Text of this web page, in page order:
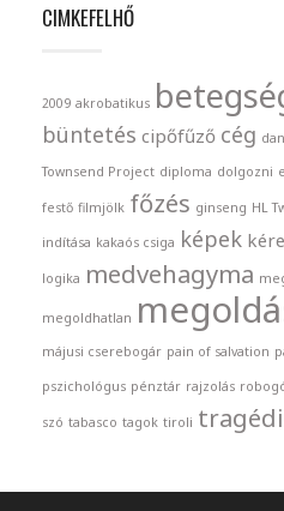
CIMKEFELHŐ
2009 akrobatikus
büntetés cipőfűző cég
Townsend Project diploma dolgozni
festő filmjölk főzés ginseng HL
indítása kakaós csiga képek
logika medvehagyma
megoldhatlan
májusi cserebogár pain of salvation
pszichológus pénztár rajzolás
szó tabasco tagok tiroli